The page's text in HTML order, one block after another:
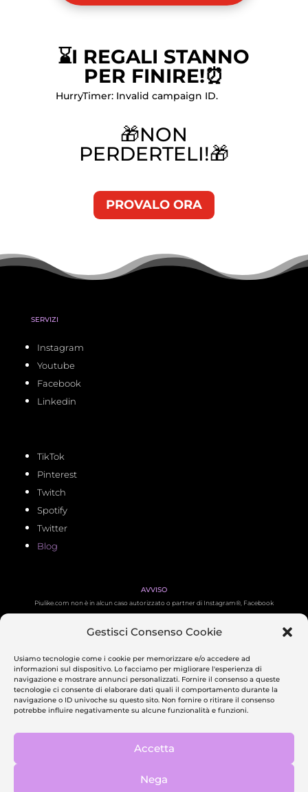
Gestisci Consenso Cookie
Usiamo tecnologie come i cookie per memorizzare e/o accedere ad
informazioni sul dispositivo. Lo facciamo per migliorare l'esperienza di
navigazione e mostrare annunci personalizzati. Fornire il consenso a queste
tecnologie ci consente di elaborare dati quali il comportamento durante la
navigazione o ID univoche su questo sito. Non fornire o ritirare il consenso
potrebbe influire negativamente su alcune funzionalità e funzioni.
Accetta
Nega
⌛I REGALI STANNO
PER FINIRE!⏰
HurryTimer: Invalid campaign ID.
🎁NON
PERDERTELI!🎁
PROVALO ORA
SERVIZI
Instagram
Youtube
Facebook
Linkedin
TikTok
Pinterest
Twitch
Spotify
Twitter
Blog
AVVISO
Piulike.com non è in alcun caso autorizzato o partner di Instagram®, Facebook
Tutti i relativi loghi sono marchi registrati dei proprietari.
PAGAMENTI SICURI
Contattaci